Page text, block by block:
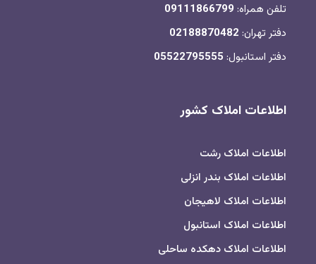
تلفن همراه: 09111866799
دفتر تهران: 02188870482
دفتر استانبول: 05522795555
اطلاعات املاک کشور
اطلاعات املاک رشت
اطلاعات املاک بندر انزلی
اطلاعات املاک لاهیجان
اطلاعات املاک استانبول
اطلاعات املاک دهکده ساحلی